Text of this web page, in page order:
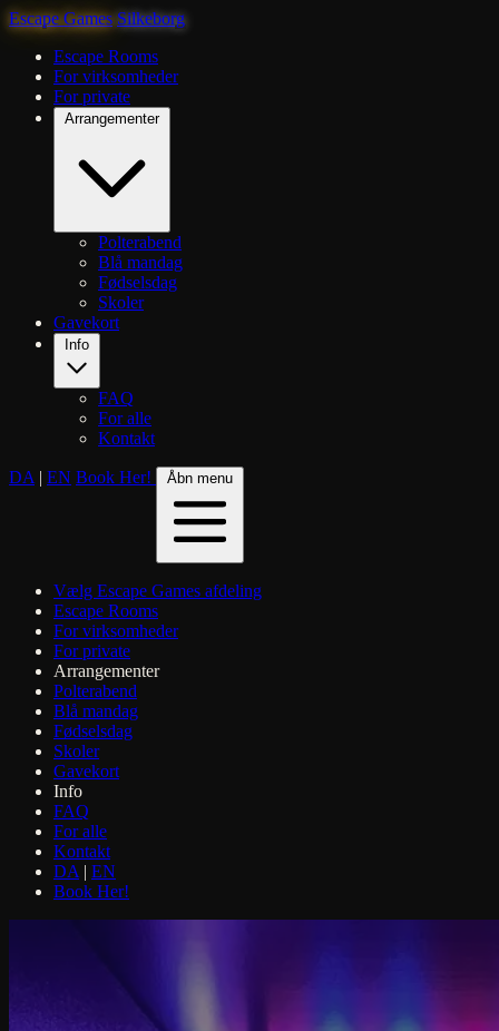
Escape Games Silkeborg
Escape Rooms
For virksomheder
For private
Arrangementer
Polterabend
Blå mandag
Fødselsdag
Skoler
Gavekort
FAQ
For alle
Kontakt
DA | EN Book Her! Åbn menu
Vælg Escape Games afdeling
Escape Rooms
For virksomheder
For private
Arrangementer
Polterabend
Blå mandag
Fødselsdag
Skoler
Gavekort
Info
FAQ
For alle
Kontakt
DA | EN
Book Her!